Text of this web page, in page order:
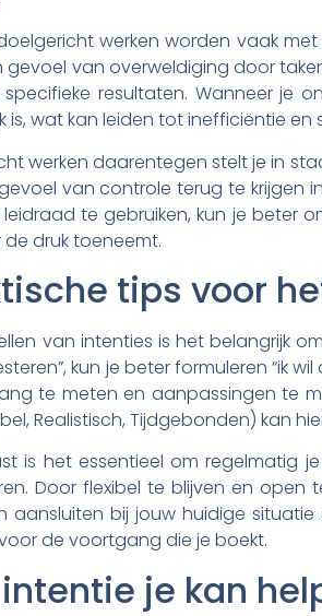
werken worden vaak
gevoel van overweldiging door
resultaten. Wanneer je
is, wat kan leiden tot inefficiëntie en
werken daarentegen stelt je in
van controle terug te krijgen
te gebruiken, kun je beter
druk toeneemt.
tips voor
van intenties is het belangrijk
kun je beter formuleren “ik
te meten en aanpassingen te
Realistisch, Tijdgebonden) kan
is het essentieel om regelmatig
Door flexibel te blijven en
aansluiten bij jouw huidige
de voortgang die je boekt.
je kan